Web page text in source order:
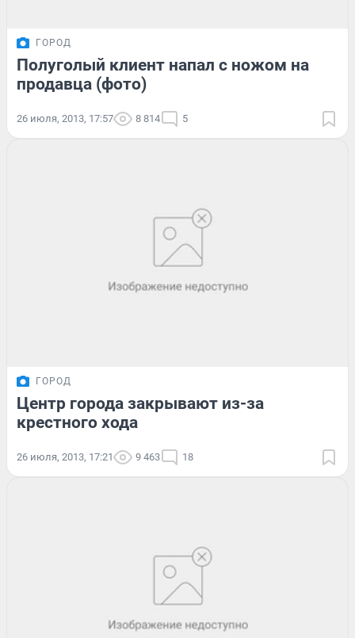
ГОРОД
Полуголый клиент напал с ножом на
продавца (фото)
26 июля, 2013, 17:57 8 814 5
ГОРОД
Центр города закрывают из-за
крестного хода
26 июля, 2013, 17:21 9 463 18